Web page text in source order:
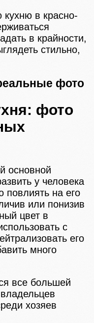
кухню в красно-
в крайности,
стильно,
фото
фото
основной
у человека
повлиять на его
или понизив
цвет в
с
его
много
все большей
хозяев